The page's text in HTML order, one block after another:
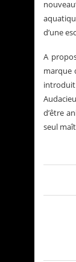
d’une
A
marque
d’être
seul